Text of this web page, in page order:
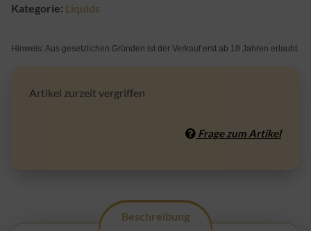
Kategorie: Liquids
Hinweis: Aus gesetzlichen Gründen ist der Verkauf erst ab 18 Jahren erlaubt.
Artikel zurzeit vergriffen
Frage zum Artikel
Beschreibung